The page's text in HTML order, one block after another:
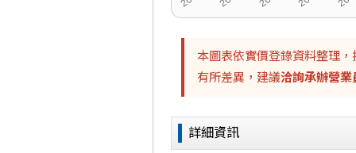
本圖表依實價登錄資料整理
有所差異，建議洽詢承辦營業
詳細資訊